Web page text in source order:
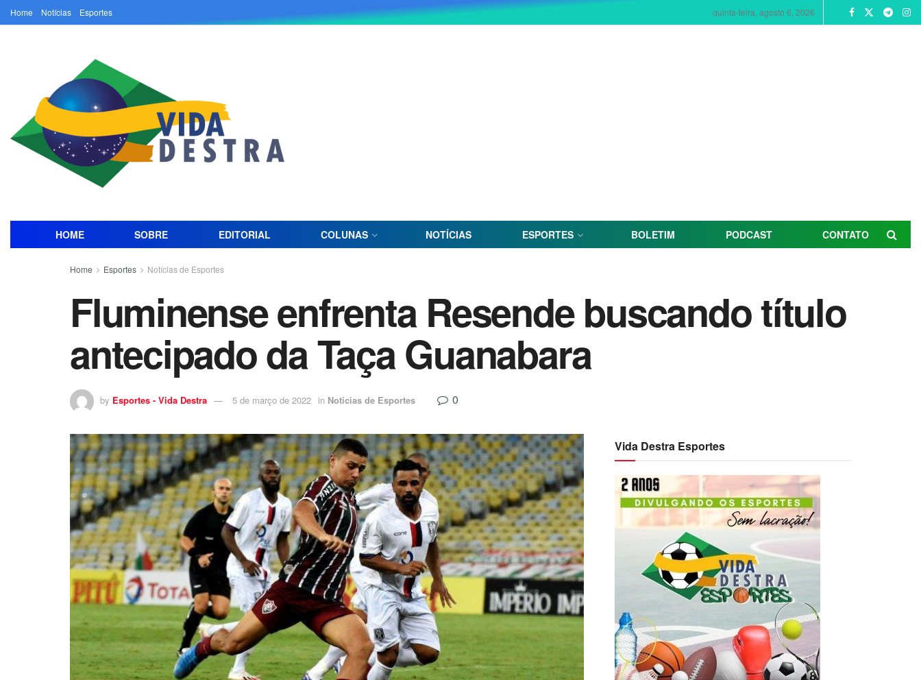
Home Notícias Esportes quinta-feira, agosto 6, 2026
HOME SOBRE EDITORIAL COLUNAS NOTÍCIAS ESPORTES BOLETIM PODCAST CONTATO
Home Esportes Notícias de Esportes
Fluminense enfrenta Resende buscando título
antecipado da Taça Guanabara
by Esportes - Vida Destra 5 de março de 2022 in Notícias de Esportes 0
Vida Destra Esportes